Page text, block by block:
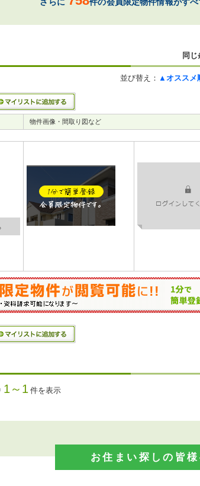
さらに 件の会員限定物件情報がすべ
同じ
並び替え： ▲オススメ
物件画像・間取り図など
1～1 件を表示
お住まい探しの皆